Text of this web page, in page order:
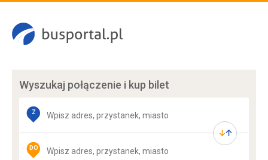
Wyszukaj połączenie i kup bilet
Z
DO